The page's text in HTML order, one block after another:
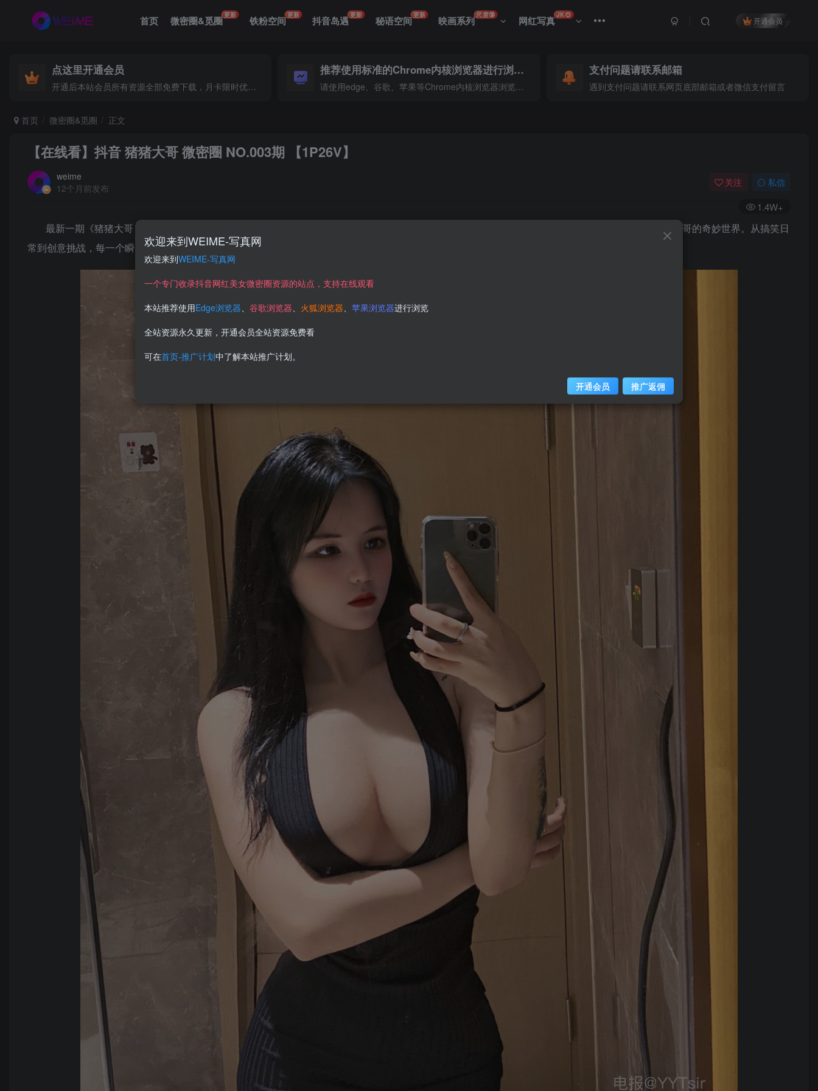
首页 微密圈&觅圈更新 铁粉空间更新 抖音岛遇更新 秘语空间更新 映画系列尺度🔞 网红写真JK😍
开通会员
点这里开通会员
开通后本站会员所有资源全部免费下载，月卡限时优惠价低至29.9元，已更新500+个博主、9000+个资源，更多资源稳定更新中......
推荐使用标准的Chrome内核浏览器进行浏览本站
请使用edge、谷歌、苹果等Chrome内核浏览器浏览本站
支付问题请联系邮箱
遇到支付问题请联系网页底部邮箱或者微信支付留言
首页 微密圈&觅圈 正文
【在线看】抖音 猪猪大哥 微密圈 NO.003期 【1P26V】
weime
12个月前发布
关注 私信
1.4W+
最新一期《猪猪大哥 NO.003期》震撼上线！在线看抖音，享受无限欢乐。本期精心挑选了26个精彩视频，搭配1张生动有趣的图片，带你走进猪猪大哥的奇妙世界。从搞笑日
常到创意挑战，每一个瞬间都让人捧腹大笑，不容错过。快来抖音，与猪猪大哥一同开启欢乐旅程，感受不一样的娱乐盛宴！
欢迎来到WEIME-写真网
欢迎来到WEIME-写真网
一个专门收录抖音网红美女微密圈资源的站点，支持在线观看
本站推荐使用Edge浏览器、 谷歌浏览器、 火狐浏览器、 苹果浏览器进行浏览
全站资源永久更新，开通会员全站资源免费看
可在首页-推广计划中了解本站推广计划。
开通会员 推广返佣